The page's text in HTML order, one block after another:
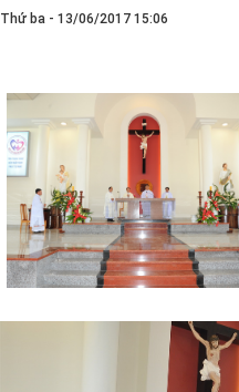
Thứ ba - 13/06/2017 15:06